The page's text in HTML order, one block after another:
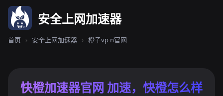
安全上网加速器
首页 › 安全上网加速器 › 橙子vp n官网
快橙加速器官网 加速，快橙怎么样